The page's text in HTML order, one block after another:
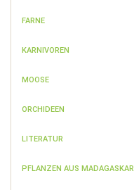
FARNE
KARNIVOREN
MOOSE
ORCHIDEEN
LITERATUR
PFLANZEN AUS MADAGASKAR